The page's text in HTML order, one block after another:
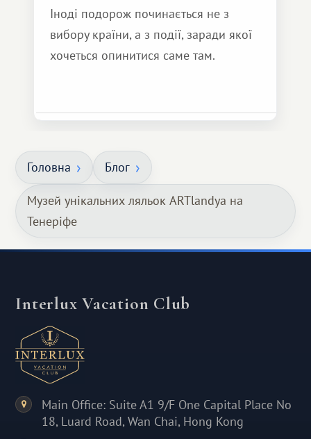
Іноді подорож починається не з
вибору країни, а з події, заради якої
хочеться опинитися саме там.
Головна Блог
Музей унікальних ляльок ARTlandya на
Тенеріфе
Interlux Vacation Club
Main Office: Suite A1 9/F One Capital Place No
18, Luard Road, Wan Chai, Hong Kong